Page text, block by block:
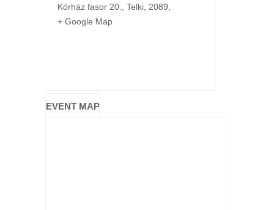
Kórház fasor 20. Telki, 2089
+ Google Map
EVENT MAP